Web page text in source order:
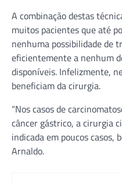
A combinação destas
muitos pacientes que até
nenhuma possibilidade de
eficientemente a nenhum
disponíveis. Infelizmente,
beneficiam da cirurgia.
“Nos casos de
câncer gástrico, a cirurgia
indicada em poucos casos,
Arnaldo.